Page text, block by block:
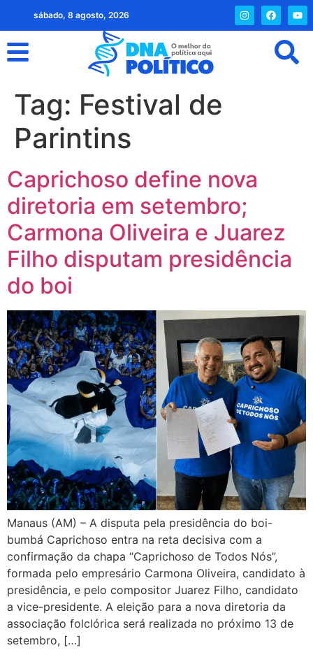
sábado, 8 agosto, 2026
Tag: Festival de
Parintins
Caprichoso define nova
diretoria em setembro;
Carmona Oliveira e Juarez
Filho disputam presidência
do boi
Manaus (AM) – A disputa pela presidência do boi-
bumbá Caprichoso entra na reta decisiva com a
confirmação da chapa “Caprichoso de Todos Nós”,
formada pelo empresário Carmona Oliveira, candidato à
presidência, e pelo compositor Juarez Filho, candidato
a vice-presidente. A eleição para a nova diretoria da
associação folclórica será realizada no próximo 13 de
setembro, […]